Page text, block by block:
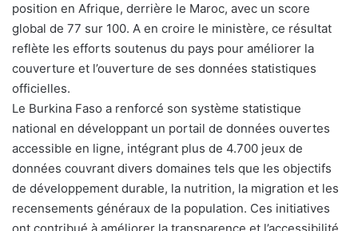
position en Afrique, derrière le Maroc, avec un score
global de 77 sur 100. A en croire le ministère, ce résultat
reflète les efforts soutenus du pays pour améliorer la
couverture et l’ouverture de ses données statistiques
officielles.
Le Burkina Faso a renforcé son système statistique
national en développant un portail de données ouvertes
accessible en ligne, intégrant plus de 4.700 jeux de
données couvrant divers domaines tels que les objectifs
de développement durable, la nutrition, la migration et les
recensements généraux de la population. Ces initiatives